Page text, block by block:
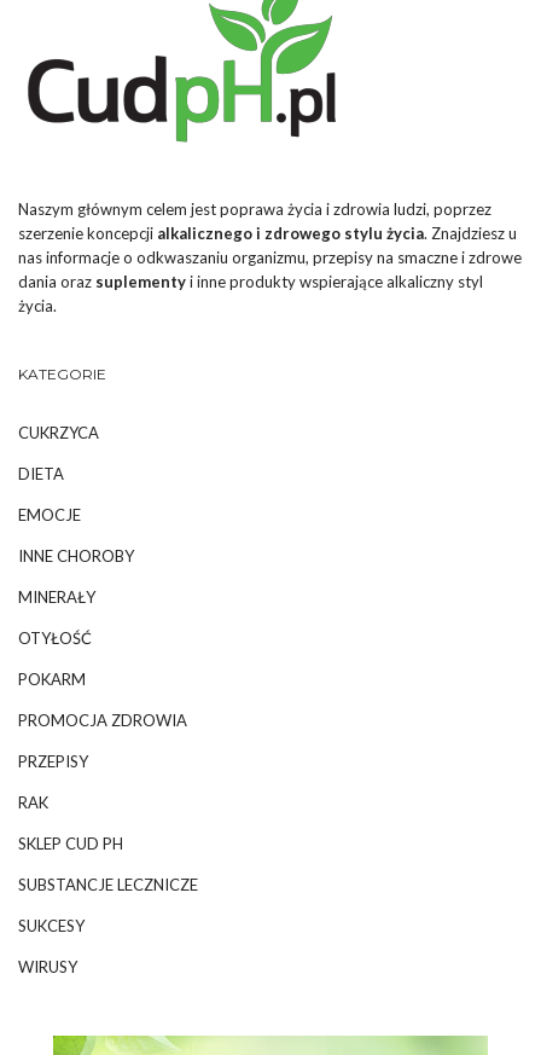
Naszym głównym celem jest poprawa życia i zdrowia ludzi, poprzez
szerzenie koncepcji alkalicznego i zdrowego stylu życia. Znajdziesz u
nas informacje o odkwaszaniu organizmu, przepisy na smaczne i zdrowe
dania oraz suplementyi inne produkty wspierające alkaliczny styl
życia.
KATEGORIE
CUKRZYCA
DIETA
EMOCJE
INNE CHOROBY
MINERAŁY
OTYŁOŚĆ
POKARM
PROMOCJA ZDROWIA
PRZEPISY
RAK
SKLEP CUD PH
SUBSTANCJE LECZNICZE
SUKCESY
WIRUSY